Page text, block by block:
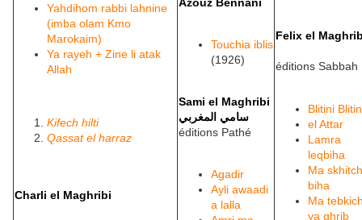
Yahdihom rabbi lahnine
(imba olam Kmo
Marokaim)
Ya rayeh + Zine li atak
Allah
Kifech hilti
Qassat el harraz
Charli el Maghribi
Touchia iblis
(1926)
Sami el Maghribi
سامي المغربي
éditions Pathé
Agadir
Ayli awaadi
a lalla
Felix el
éditions Sabbah
Blitini
el Attar
Lamra
leqbiha
Ma
biha
Ma
ya ghrib